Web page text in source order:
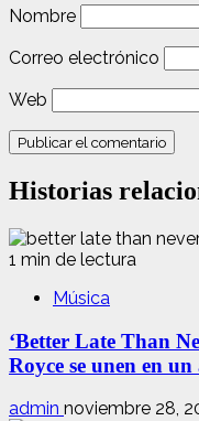
Nombre
Correo electrónico
Web
Historias
1 min de lectura
Música
‘Better Late Than
Royce se unen en
admin noviembre 28,